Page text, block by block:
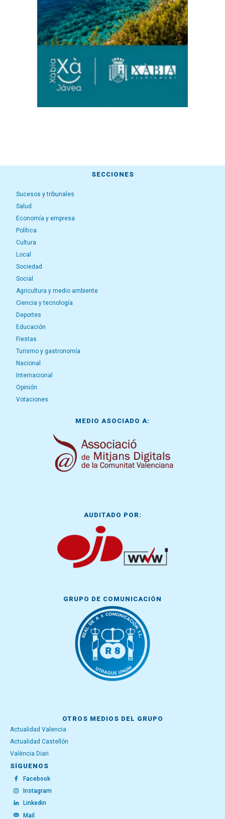
SECCIONES
Sucesos y tribunales
Salud
Economía y empresa
Política
Cultura
Local
Sociedad
Social
Agricultura y medio ambiente
Ciencia y tecnología
Deportes
Educación
Fiestas
Turismo y gastronomía
Nacional
Internacional
Opinión
Votaciones
MEDIO ASOCIADO A:
AUDITADO POR:
GRUPO DE COMUNICACIÓN
OTROS MEDIOS DEL GRUPO
Actualidad Valencia
Actualidad Castellón
València Diari
SÍGUENOS
Facebook
Instagram
Linkedin
Mail